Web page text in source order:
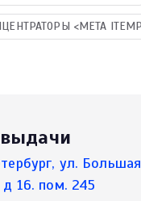
<META
ул. Большая
д 16. пом. 245